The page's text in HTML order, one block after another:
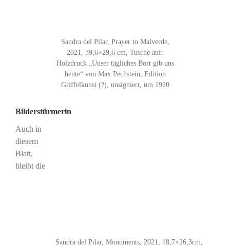
Sandra del Pilar, Prayer to Malverde,
2021, 39,6×29,6 cm, Tusche auf:
Holzdruck „Unser tägliches Bort gib uns
heute“ von Max Pechstein, Edition
Griffelkunst (?), unsigniert, um 1920
Bilderstürmerin
Sandra del Pilar, Monuments, 2021, 18,7×26,3cm,
Auch in
diesem
Blatt,
bleibt die